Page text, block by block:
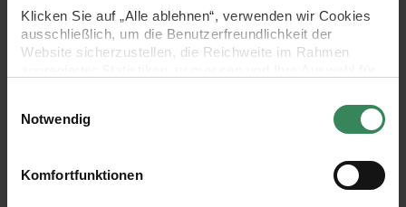
Klicken Sie auf „Alle ablehnen“, verwenden wir Cookies
ausschließlich, um die Benutzerfreundlichkeit der
Website sicherzustellen, die Reichweite im Rahmen
Ihre Einwilligung ist freiwillig und kann jederzeit über den
Link „Cookie-Einstellungen“ im Fußbereich der Seite
verwendeten Technologien und den Empfängern der
Daten finden Sie in unserer Datenschutzerklärung.
Notwendig
Komfortfunktionen
schnell und einfach überall anbringen. Ihre vielseitige
Einsetzbarkeit macht sie zum perfekten Accessoire für
- Maße: 2,5x3cm